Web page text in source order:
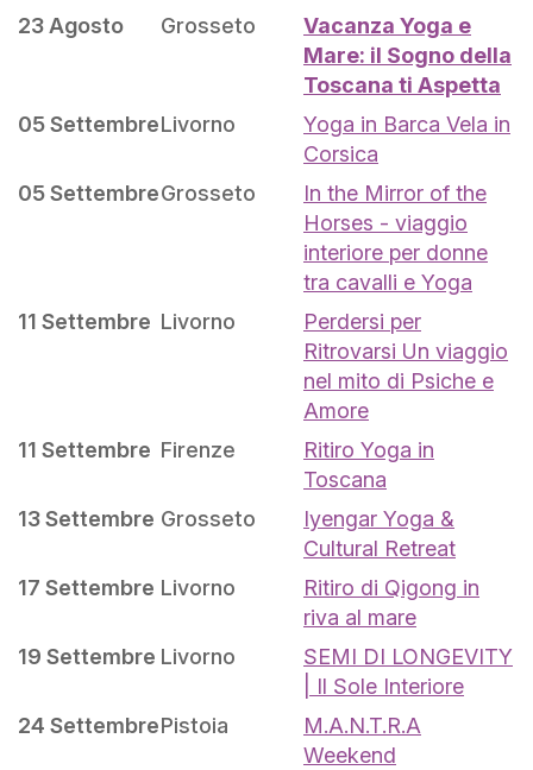
23 Agosto
Grosseto
Vacanza Yoga e
Mare: il Sogno della
Toscana ti Aspetta
05 SettembreLivorno
Yoga in Barca Vela in
Corsica
05 SettembreGrosseto
In the Mirror of the
Horses - viaggio
interiore per donne
tra cavalli e Yoga
11 Settembre Livorno
Perdersi per
Ritrovarsi Un viaggio
nel mito di Psiche e
Amore
11 Settembre Firenze
Ritiro Yoga in
Toscana
13 Settembre Grosseto
Iyengar Yoga &
Cultural Retreat
17 Settembre Livorno
Ritiro di Qigong in
riva al mare
19 Settembre Livorno
SEMI DI LONGEVITY
| Il Sole Interiore
24 SettembrePistoia
M.A.N.T.R.A
Weekend